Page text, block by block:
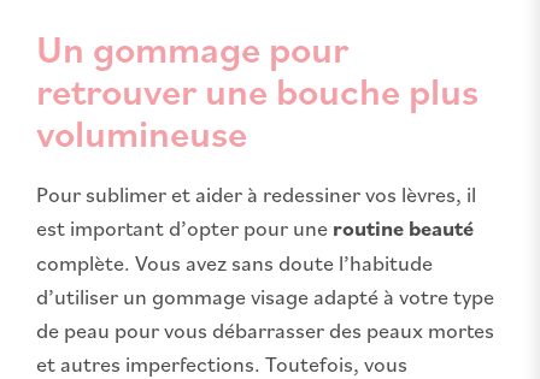
Un gommage pour
retrouver une bouche plus
volumineuse
Pour sublimer et aider à redessiner vos lèvres, il
est important d’opter pour une routine beauté
complète. Vous avez sans doute l’habitude
d’utiliser un gommage visage adapté à votre type
de peau pour vous débarrasser des peaux mortes
et autres imperfections. Toutefois, vous